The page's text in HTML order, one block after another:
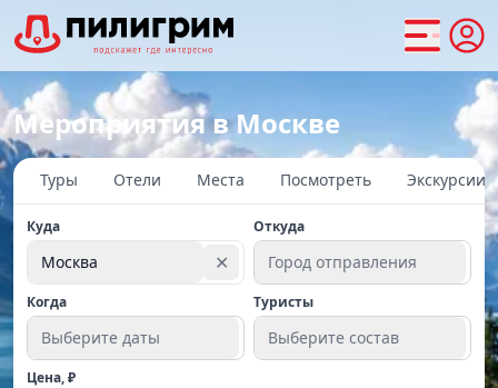
Мероприятия в Москве
Туры Отели Места Посмотреть Экскурсии
Куда
Москва ✕
Откуда
Город отправления
Когда
Выберите даты
Туристы
Выберите состав
Цена, ₽